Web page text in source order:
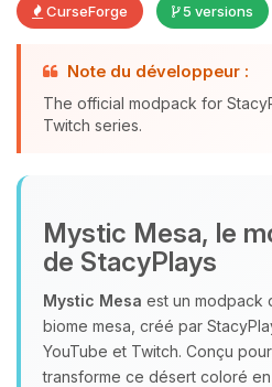
CurseForge 5 versions
Note du développeur :
The official modpack for
Twitch series.
Mystic Mesa, le
de StacyPlays
Mystic Mesa est un modpack
biome mesa, créé par
YouTube et Twitch. Conçu pour
transforme ce désert coloré
Youpi, enfin
parler ! Moi c’est
09/08/2026 à 02:46